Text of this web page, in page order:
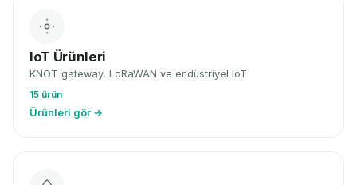
IoT Ürünleri
KNOT gateway, LoRaWAN ve endüstriyel IoT
15 ürün
Ürünleri gör →